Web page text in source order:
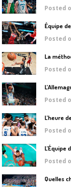
Posted
Équipe
Posted
La
Posted
Posted
L’heure
Posted
Posted
Quelles